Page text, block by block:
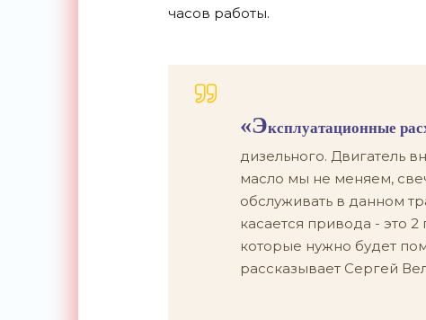
часов работы.
«Эксплуатационные
дизельного. Двигатель
масло мы не меняем,
обслуживать в данном
касается привода - это
которые нужно будет
рассказывает Сергей